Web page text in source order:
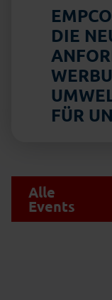
DIE
FÜR
Alle
Events